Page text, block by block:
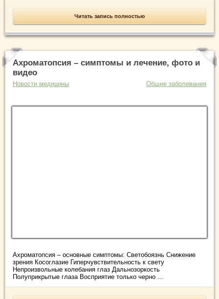
Читать запись полностью
Ахроматопсия – симптомы и лечение, фото и
видео
Новости медицины Общие заболевания
Ахроматопсия – основные симптомы: Светобоязнь Снижение
зрения Косоглазие Гиперчувствительность к свету
Непроизвольные колебания глаз Дальнозоркость
Полуприкрытые глаза Восприятие только черно ...